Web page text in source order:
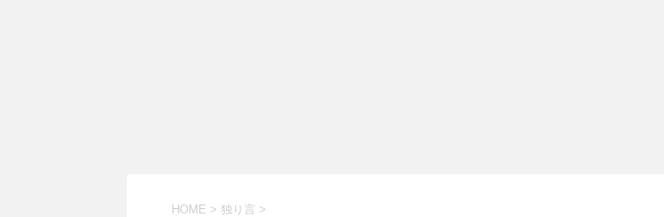
HOME > 独り言 >